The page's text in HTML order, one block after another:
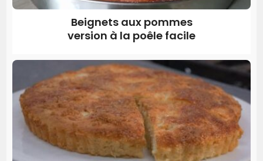
Beignets aux pommes
version à la poêle facile